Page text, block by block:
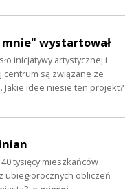
wystartował
inicjatywy artystycznej i
centrum są związane ze
Jakie idee niesie ten projekt?
tysięcy mieszkańców
ubiegłorocznych obliczeń